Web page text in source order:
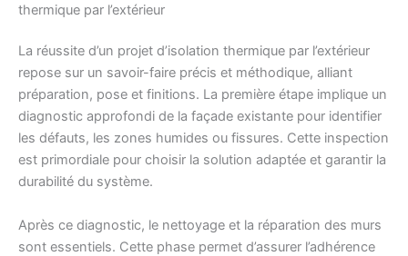
thermique par l’extérieur
La réussite d’un projet d’isolation thermique par l’extérieur
repose sur un savoir-faire précis et méthodique, alliant
préparation, pose et finitions. La première étape implique un
diagnostic approfondi de la façade existante pour identifier
les défauts, les zones humides ou fissures. Cette inspection
est primordiale pour choisir la solution adaptée et garantir la
durabilité du système.
Après ce diagnostic, le nettoyage et la réparation des murs
sont essentiels. Cette phase permet d’assurer l’adhérence